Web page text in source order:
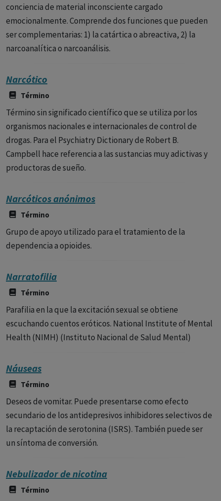
conciencia de material inconsciente cargado
emocionalmente. Comprende dos funciones que pueden
ser complementarias: 1) la catártica o abreactiva, 2) la
narcoanalítica o narcoanálisis.
Narcótico
Término
Término sin significado científico que se utiliza por los
organismos nacionales e internacionales de control de
drogas. Para el Psychiatry Dictionary de Robert B.
Campbell hace referencia a las sustancias muy adictivas y
productoras de sueño.
Narcóticos anónimos
Término
Grupo de apoyo utilizado para el tratamiento de la
dependencia a opioides.
Narratofilia
Término
Parafilia en la que la excitación sexual se obtiene
escuchando cuentos eróticos. National Institute of Mental
Health (NIMH) (Instituto Nacional de Salud Mental)
Náuseas
Término
Deseos de vomitar. Puede presentarse como efecto
secundario de los antidepresivos inhibidores selectivos de
la recaptación de serotonina (ISRS). También puede ser
un síntoma de conversión.
Nebulizador de nicotina
Término